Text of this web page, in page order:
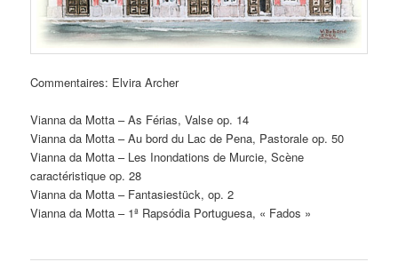
Commentaires: Elvira Archer
Vianna da Motta – As Férias, Valse op. 14
Vianna da Motta – Au bord du Lac de Pena, Pastorale op. 50
Vianna da Motta – Les Inondations de Murcie, Scène
caractéristique op. 28
Vianna da Motta – Fantasiestück, op. 2
Vianna da Motta – 1ª Rapsódia Portuguesa, « Fados »